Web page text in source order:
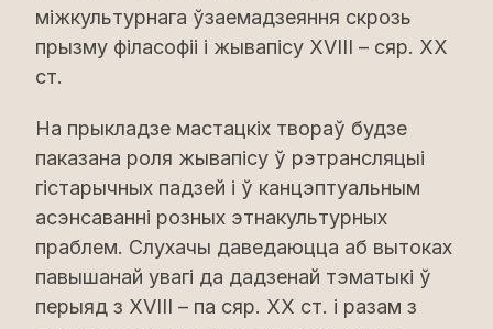
міжкультурнага ўзаемадзеяння скрозь
прызму філасофіі і жывапісу XVIII – сяр. XX
ст.
На прыкладзе мастацкіх твораў будзе
паказана роля жывапісу ў рэтрансляцыі
гістарычных падзей і ў канцэптуальным
асэнсаванні розных этнакультурных
праблем. Слухачы даведаюцца аб вытоках
павышанай увагі да дадзенай тэматыкі ў
перыяд з XVIII – па сяр. XX ст. і разам з